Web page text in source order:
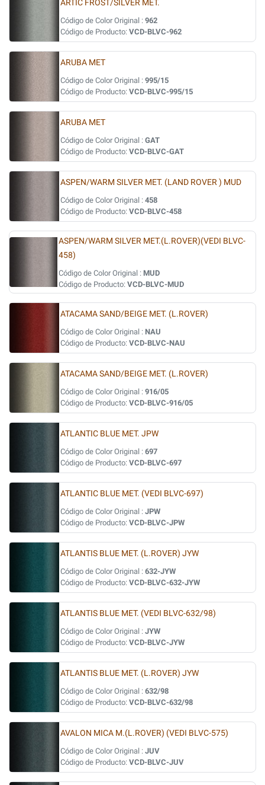
ARTIC FROST/SILVER MET.
Código de Color Original : 962
Código de Producto: VCD-BLVC-962
ARUBA MET
Código de Color Original : 995/15
Código de Producto: VCD-BLVC-995/15
ARUBA MET
Código de Color Original : GAT
Código de Producto: VCD-BLVC-GAT
ASPEN/WARM SILVER MET. (LAND ROVER ) MUD
Código de Color Original : 458
Código de Producto: VCD-BLVC-458
ASPEN/WARM SILVER MET.(L.ROVER)(VEDI BLVC-
458)
Código de Color Original : MUD
Código de Producto: VCD-BLVC-MUD
ATACAMA SAND/BEIGE MET. (L.ROVER)
Código de Color Original : NAU
Código de Producto: VCD-BLVC-NAU
ATACAMA SAND/BEIGE MET. (L.ROVER)
Código de Color Original : 916/05
Código de Producto: VCD-BLVC-916/05
ATLANTIC BLUE MET. JPW
Código de Color Original : 697
Código de Producto: VCD-BLVC-697
ATLANTIC BLUE MET. (VEDI BLVC-697)
Código de Color Original : JPW
Código de Producto: VCD-BLVC-JPW
ATLANTIS BLUE MET. (L.ROVER) JYW
Código de Color Original : 632-JYW
Código de Producto: VCD-BLVC-632-JYW
ATLANTIS BLUE MET. (VEDI BLVC-632/98)
Código de Color Original : JYW
Código de Producto: VCD-BLVC-JYW
ATLANTIS BLUE MET. (L.ROVER) JYW
Código de Color Original : 632/98
Código de Producto: VCD-BLVC-632/98
AVALON MICA M.(L.ROVER) (VEDI BLVC-575)
Código de Color Original : JUV
Código de Producto: VCD-BLVC-JUV